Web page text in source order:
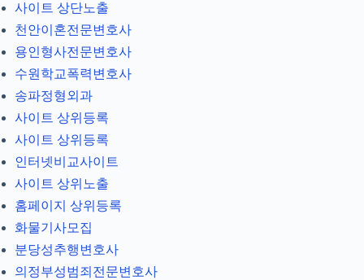
사이트 상단노출
천안이혼전문변호사
용인형사전문변호사
수원학교폭력변호사
송파정형외과
사이트 상위등록
사이트 상위등록
인터넷비교사이트
사이트 상위노출
홈페이지 상위등록
화물기사모집
분당성추행변호사
의정부성범죄전문변호사